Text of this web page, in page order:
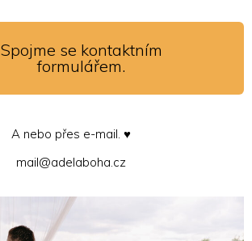
Spojme se kontaktním
formulářem.
A nebo přes e-mail. ♥
mail@adelaboha.cz